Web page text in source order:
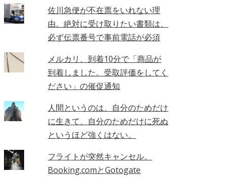
佐川急便が不在票をいれない理
由。絶対に受け取りたい書類は、
必ず伝票番号で事前電話が必須
メルカリ、到着10分で「商品が
到着しました。受取評価をしてく
ださい」の催促通知
人間というのは、自分のためだけ
に生きて、自分のためだけに死ぬ
というほど強くはない。
フライトが突然キャンセル。
Booking.comとGotogate